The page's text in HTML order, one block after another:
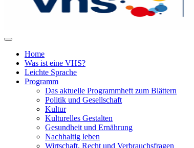
Home
Was ist eine VHS?
Leichte Sprache
Programm
Das aktuelle Programmheft zum Blättern
Politik und Gesellschaft
Kultur
Kulturelles Gestalten
Gesundheit und Ernährung
Nachhaltig leben
Wirtschaft, Recht und Verbrauchsfragen